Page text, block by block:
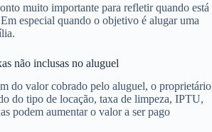
muito importante para refletir quando está
especial quando o objetivo é alugar uma
não inclusas no aluguel
do valor cobrado pelo aluguel, o proprietário
do tipo de locação, taxa de limpeza, IPTU,
podem aumentar o valor a ser pago